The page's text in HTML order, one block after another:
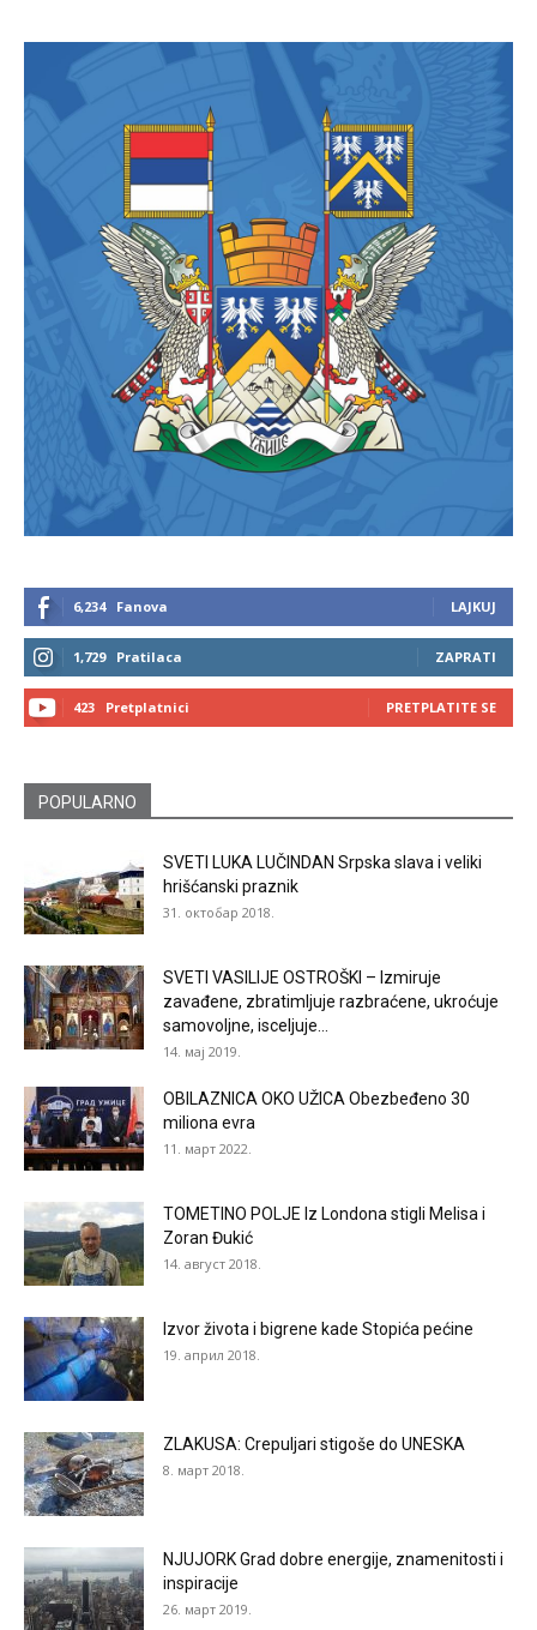
6,234 Fanova LAJKUJ
1,729 Pratilaca ZAPRATI
423 Pretplatnici PRETPLATITE SE
POPULARNO
SVETI LUKA LUČINDAN Srpska slava i veliki
hrišćanski praznik
31. октобар 2018.
SVETI VASILIJE OSTROŠKI – Izmiruje
zavađene, zbratimljuje razbraćene, ukroćuje
samovoljne, isceljuje...
14. мај 2019.
OBILAZNICA OKO UŽICA Obezbeđeno 30
miliona evra
11. март 2022.
TOMETINO POLJE Iz Londona stigli Melisa i
Zoran Đukić
14. август 2018.
Izvor života i bigrene kade Stopića pećine
19. април 2018.
ZLAKUSA: Crepuljari stigoše do UNESKA
8. март 2018.
NJUJORK Grad dobre energije, znamenitosti i
inspiracije
26. март 2019.